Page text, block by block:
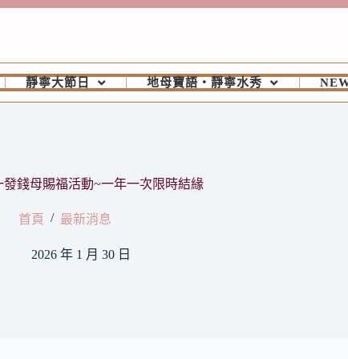
靜寧大節日 地母寶語‧靜寧水秀
錢母賜福活動~一年一次限時結緣
首頁 / 最新消息
2026 年 1 月 30 日